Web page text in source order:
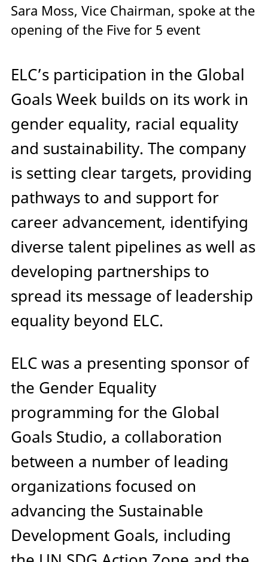
Sara Moss, Vice Chairman, spoke at the
opening of the Five for 5 event
ELC’s participation in the Global
Goals Week builds on its work in
gender equality, racial equality
and sustainability. The company
is setting clear targets, providing
pathways to and support for
career advancement, identifying
diverse talent pipelines as well as
developing partnerships to
spread its message of leadership
equality beyond ELC.
ELC was a presenting sponsor of
the Gender Equality
programming for the Global
Goals Studio, a collaboration
between a number of leading
organizations focused on
advancing the Sustainable
Development Goals, including